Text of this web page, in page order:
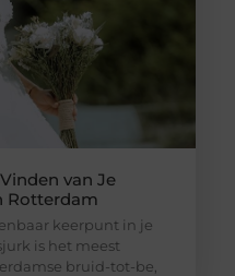
van Je
Rotterdam
keerpunt in je
is het meest
bruid-tot-be,